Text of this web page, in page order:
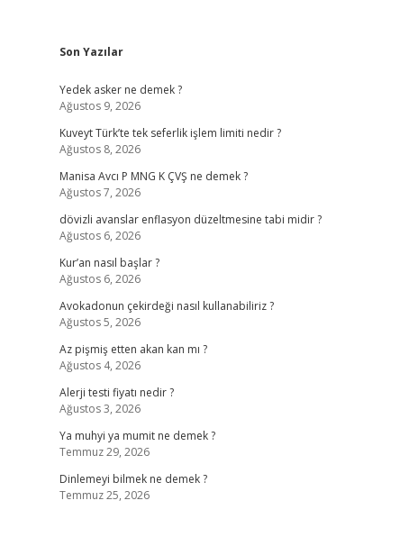
Sidebar
Son Yazılar
Yedek asker ne demek ?
Ağustos 9, 2026
Kuveyt Türk’te tek seferlik işlem limiti nedir ?
Ağustos 8, 2026
Manisa Avcı P MNG K ÇVŞ ne demek ?
Ağustos 7, 2026
dövizli avanslar enflasyon düzeltmesine tabi midir ?
Ağustos 6, 2026
Kur’an nasıl başlar ?
Ağustos 6, 2026
Avokadonun çekirdeği nasıl kullanabiliriz ?
Ağustos 5, 2026
Az pişmiş etten akan kan mı ?
Ağustos 4, 2026
Alerji testi fiyatı nedir ?
Ağustos 3, 2026
Ya muhyi ya mumit ne demek ?
Temmuz 29, 2026
Dinlemeyi bilmek ne demek ?
Temmuz 25, 2026